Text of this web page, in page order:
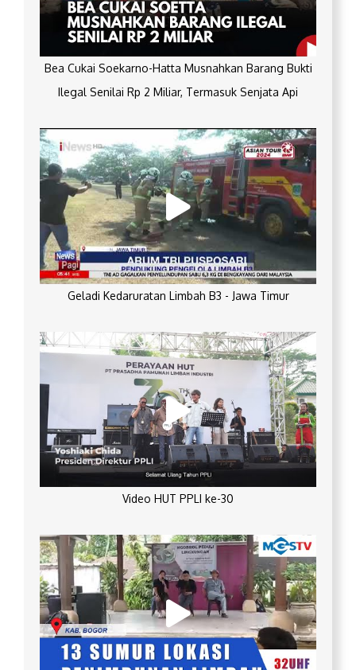
Bea Cukai Soekarno-Hatta Musnahkan Barang Bukti
Ilegal Senilai Rp 2 Miliar, Termasuk Senjata Api
Geladi Kedaruratan Limbah B3 - Jawa Timur
Video HUT PPLI ke-30